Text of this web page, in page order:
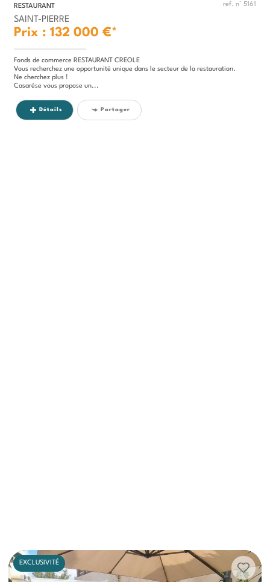
RESTAURANT ref. n° 5161
SAINT-PIERRE
Prix : 132 000 €*
Fonds de commerce RESTAURANT CREOLE
Vous recherchez une opportunité unique dans le secteur de la restauration.
Ne cherchez plus !
Casarèse vous propose un...
Détails Partager
EXCLUSIVITÉ